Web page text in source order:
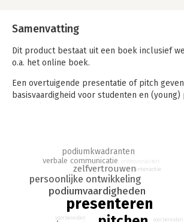
Samenvatting
Dit product bestaat uit een boek inclusief
o.a. het online boek.
Een overtuigende presentatie of pitch
basisvaardigheid voor studenten en
‘verkopen’.
In negen praktische hoofdstukken laat de
verschillende situaties een effectieve pitch
impact kunt geven. Elk hoofdstuk biedt
kennis en oefeningen. Op de website bij het
presenteren
podiumvaardigheden
persoonlijke ontwikkeling
zelfvertrouwen
verbale communicatie
podiumkwadranten
professionaliteit
voorbereiden voorbereiden
interactie